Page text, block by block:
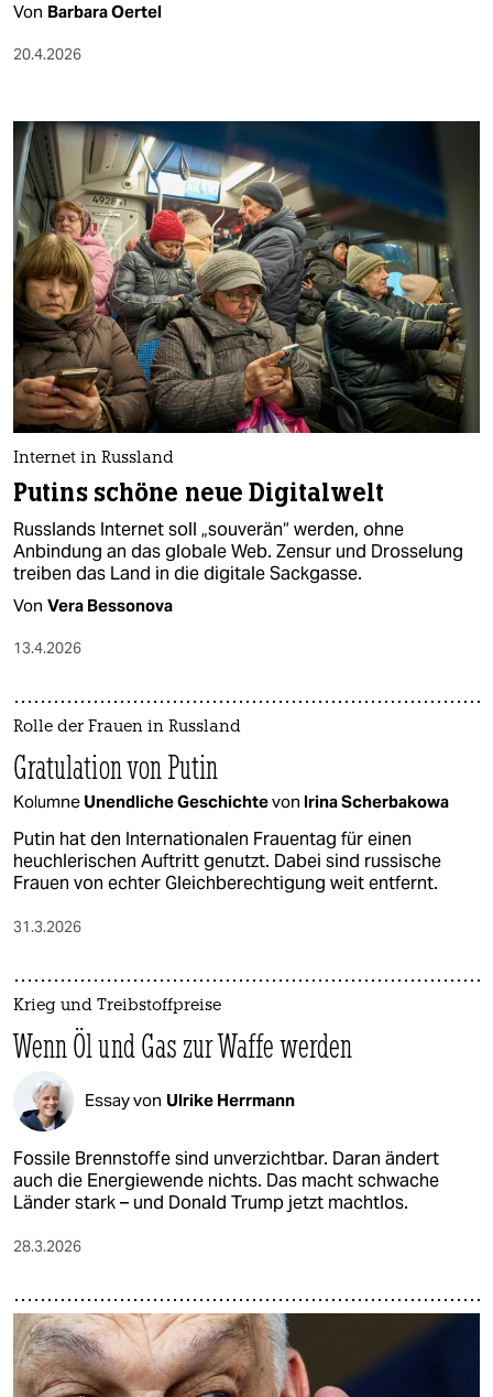
Von Barbara Oertel
20.4.2026
Internet in Russland
Putins schöne neue Digitalwelt
Russlands Internet soll „souverän“ werden, ohne
Anbindung an das globale Web. Zensur und Drosselung
treiben das Land in die digitale Sackgasse.
Von Vera Bessonova
13.4.2026
Rolle der Frauen in Russland
Gratulation von Putin
Kolumne Unendliche Geschichtevon Irina Scherbakowa
Putin hat den Internationalen Frauentag für einen
heuchlerischen Auftritt genutzt. Dabei sind russische
Frauen von echter Gleichberechtigung weit entfernt.
31.3.2026
Krieg und Treibstoffpreise
Wenn Öl und Gas zur Waffe werden
Essay von Ulrike Herrmann
Fossile Brennstoffe sind unverzichtbar. Daran ändert
auch die Energiewende nichts. Das macht schwache
Länder stark – und Donald Trump jetzt machtlos.
28.3.2026